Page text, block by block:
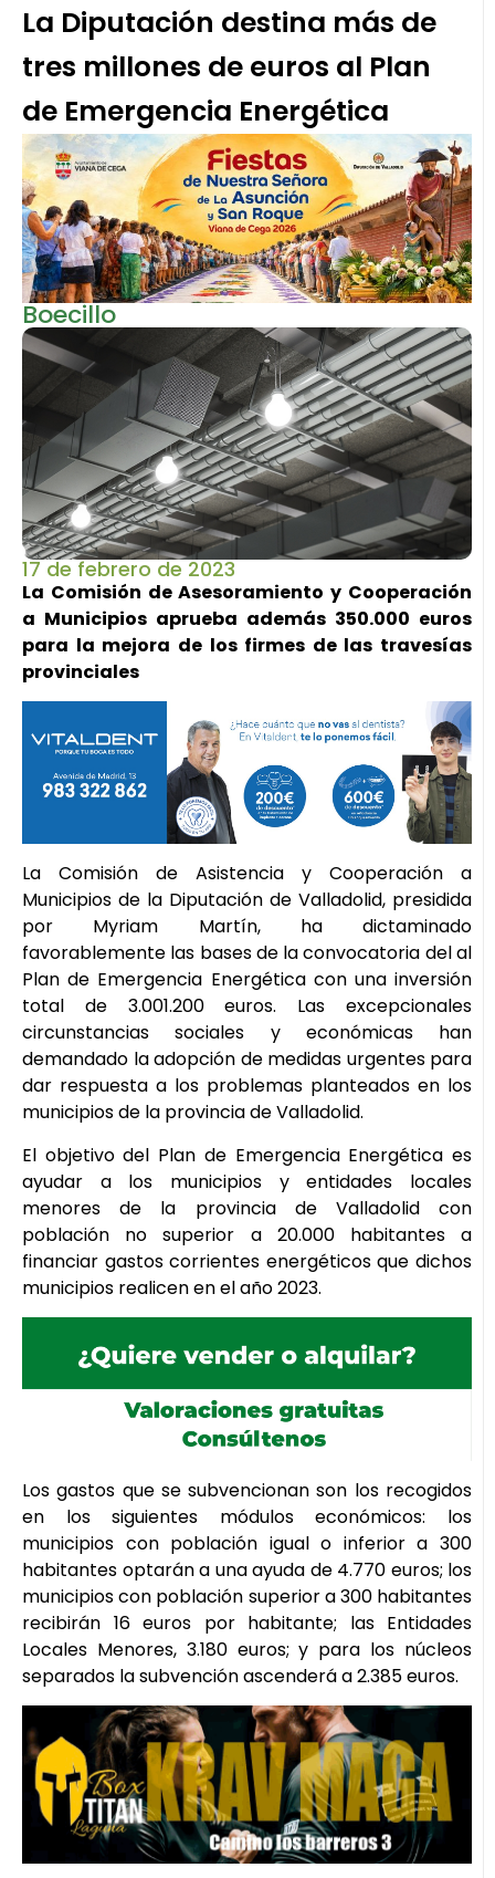
La Diputación destina más de
tres millones de euros al Plan
de Emergencia Energética
Boecillo
17 de febrero de 2023
La Comisión de Asesoramiento y Cooperación
a Municipios aprueba además 350.000 euros
para la mejora de los firmes de las travesías
provinciales
La Comisión de Asistencia y Cooperación a
Municipios de la Diputación de Valladolid, presidida
por Myriam Martín, ha dictaminado
favorablemente las bases de la convocatoria del al
Plan de Emergencia Energética con una inversión
total de 3.001.200 euros. Las excepcionales
circunstancias sociales y económicas han
demandado la adopción de medidas urgentes para
dar respuesta a los problemas planteados en los
municipios de la provincia de Valladolid.
El objetivo del Plan de Emergencia Energética es
ayudar a los municipios y entidades locales
menores de la provincia de Valladolid con
población no superior a 20.000 habitantes a
financiar gastos corrientes energéticos que dichos
municipios realicen en el año 2023.
Los gastos que se subvencionan son los recogidos
en los siguientes módulos económicos: los
municipios con población igual o inferior a 300
habitantes optarán a una ayuda de 4.770 euros; los
municipios con población superior a 300 habitantes
recibirán 16 euros por habitante; las Entidades
Locales Menores, 3.180 euros; y para los núcleos
separados la subvención ascenderá a 2.385 euros.